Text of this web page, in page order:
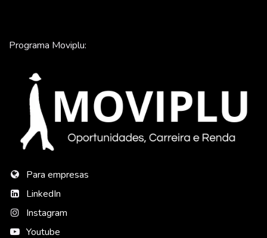
Programa Moviplu:
Para empresas
LinkedIn
Instagram
Youtube